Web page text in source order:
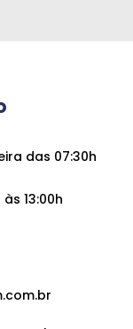
das 07:30h
13:00h